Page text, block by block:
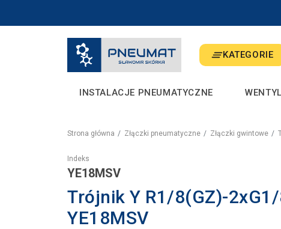
INSTALACJE PNEUMATYCZNE
KATEGORIE
Strona główna Złączki pneumatyczne Złączki gwintowe
Indeks
YE18MSV
Trójnik Y R1/8(GZ)-
YE18MSV